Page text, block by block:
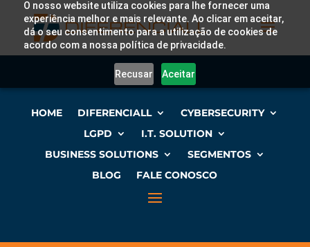
O nosso website utiliza cookies para lhe fornecer uma
experiência melhor e mais relevante. Ao clicar em aceitar,
dá o seu consentimento para a utilização de cookies de
acordo com a nossa política de privacidade.
Recusar Aceitar
HOME DIFERENCIALL
CYBERSECURITY
LGPD
I.T. SOLUTION
BUSINESS SOLUTIONS
SEGMENTOS
BLOG
FALE CONOSCO